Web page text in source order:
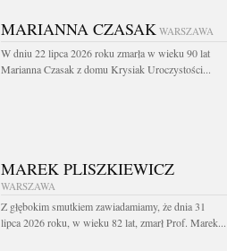
MARIANNA CZASAK WARSZAWA
W dniu 22 lipca 2026 roku zmarła w wieku 90 lat
Marianna Czasak z domu Krysiak Uroczystości...
MAREK PLISZKIEWICZ
WARSZAWA
Z głębokim smutkiem zawiadamiamy, że dnia 31
lipca 2026 roku, w wieku 82 lat, zmarł Prof. Marek...